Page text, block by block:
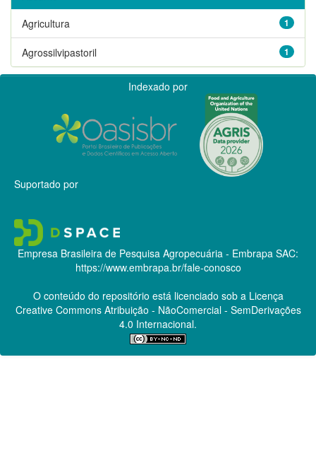
1
Agricultura
1
Agrossilvipastoril
Indexado por
Suportado por
Empresa Brasileira de Pesquisa Agropecuária - Embrapa SAC:
https://www.embrapa.br/fale-conosco
O conteúdo do repositório está licenciado sob a Licença
Creative CommonsAtribuição - NãoComercial - SemDerivações
4.0 Internacional.